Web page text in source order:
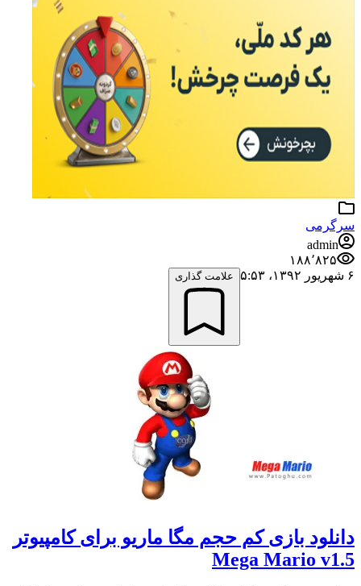
سرگرمی
admin
۱۸۸٬۸۲۵
۶ شهریور ۱۳۹۲،‏ ۵:۵۳
علامت گذاری
دانلود بازی کم حجم مگا ماریو برای کامپیوتر
Mega Mario v1.5